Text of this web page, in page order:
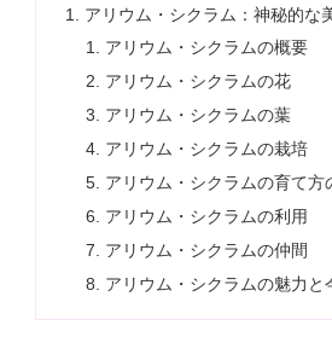
アリウム・シクラム：神秘的な
アリウム・シクラムの概要
アリウム・シクラムの花
アリウム・シクラムの葉
アリウム・シクラムの栽培
アリウム・シクラムの育て方
アリウム・シクラムの利用
アリウム・シクラムの仲間
アリウム・シクラムの魅力と